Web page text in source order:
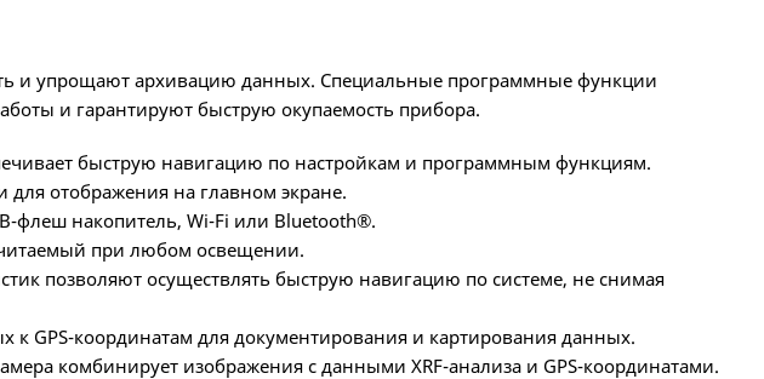
и упрощают архивацию данных. Специальные программные функции
и гарантируют быструю окупаемость прибора.
быструю навигацию по настройкам и программным функциям.
отображения на главном экране.
флеш накопитель, Wi-Fi или Bluetooth®.
при любом освещении.
позволяют осуществлять быструю навигацию по системе, не снимая
к GPS-координатам для документирования и картирования данных.
комбинирует изображения с данными XRF-анализа и GPS-координатами.